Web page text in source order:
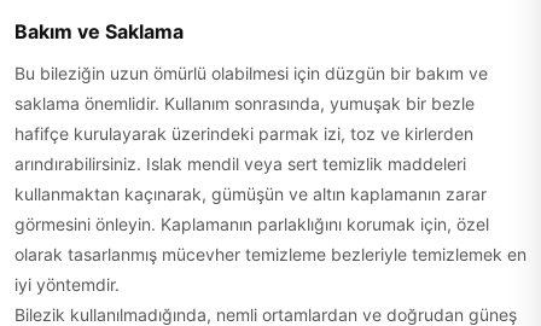
Bakım ve Saklama
Bu bileziğin uzun ömürlü olabilmesi için düzgün bir bakım ve
saklama önemlidir. Kullanım sonrasında, yumuşak bir bezle
hafifçe kurulayarak üzerindeki parmak izi, toz ve kirlerden
arındırabilirsiniz. Islak mendil veya sert temizlik maddeleri
kullanmaktan kaçınarak, gümüşün ve altın kaplamanın zarar
görmesini önleyin. Kaplamanın parlaklığını korumak için, özel
olarak tasarlanmış mücevher temizleme bezleriyle temizlemek en
iyi yöntemdir.
Bilezik kullanılmadığında, nemli ortamlardan ve doğrudan güneş